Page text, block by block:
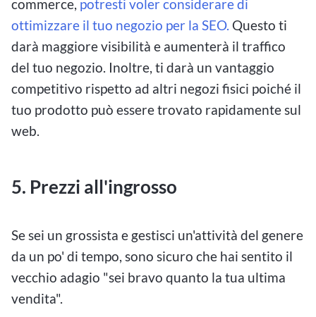
commerce, potresti voler considerare di
ottimizzare il tuo negozio per la SEO. Questo ti
darà maggiore visibilità e aumenterà il traffico
del tuo negozio. Inoltre, ti darà un vantaggio
competitivo rispetto ad altri negozi fisici poiché il
tuo prodotto può essere trovato rapidamente sul
web.
5. Prezzi all'ingrosso
Se sei un grossista e gestisci un'attività del genere
da un po' di tempo, sono sicuro che hai sentito il
vecchio adagio "sei bravo quanto la tua ultima
vendita".